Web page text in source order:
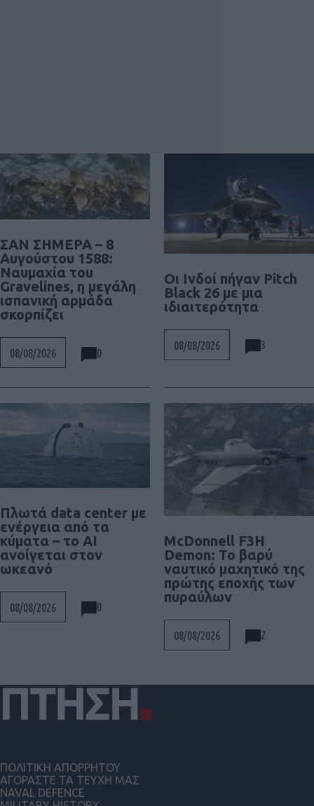
ΣΑΝ ΣΗΜΕΡΑ – 8
Αυγούστου 1588:
Ναυμαχία του
Gravelines, η μεγάλη
ισπανική αρμάδα
σκορπίζει
08/08/2026 0
Οι Ινδοί πήγαν Pitch
Black 26 με μια
ιδιαιτερότητα
08/08/2026 3
Πλωτά data center με
ενέργεια από τα
κύματα – το AI
ανοίγεται στον
ωκεανό
08/08/2026 0
McDonnell F3H
Demon: Το βαρύ
ναυτικό μαχητικό της
πρώτης εποχής των
πυραύλων
08/08/2026 2
ΠΟΛΙΤΙΚΗ ΑΠΟΡΡΗΤΟΥ
ΑΓΟΡΑΣΤΕ ΤΑ ΤΕΥΧΗ ΜΑΣ
NAVAL DEFENCE